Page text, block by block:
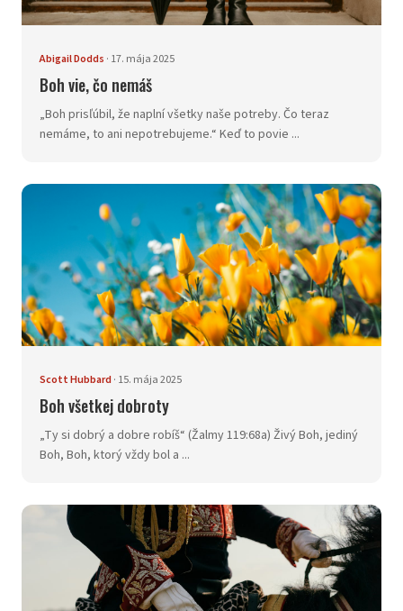
Abigail Dodds · 17. mája 2025
Boh vie, čo nemáš
„Boh prisľúbil, že naplní všetky naše potreby. Čo teraz
nemáme, to ani nepotrebujeme.“ Keď to povie ...
Scott Hubbard· 15. mája 2025
Boh všetkej dobroty
„Ty si dobrý a dobre robíš“ (Žalmy 119:68a) Živý Boh, jediný
Boh, Boh, ktorý vždy bol a ...